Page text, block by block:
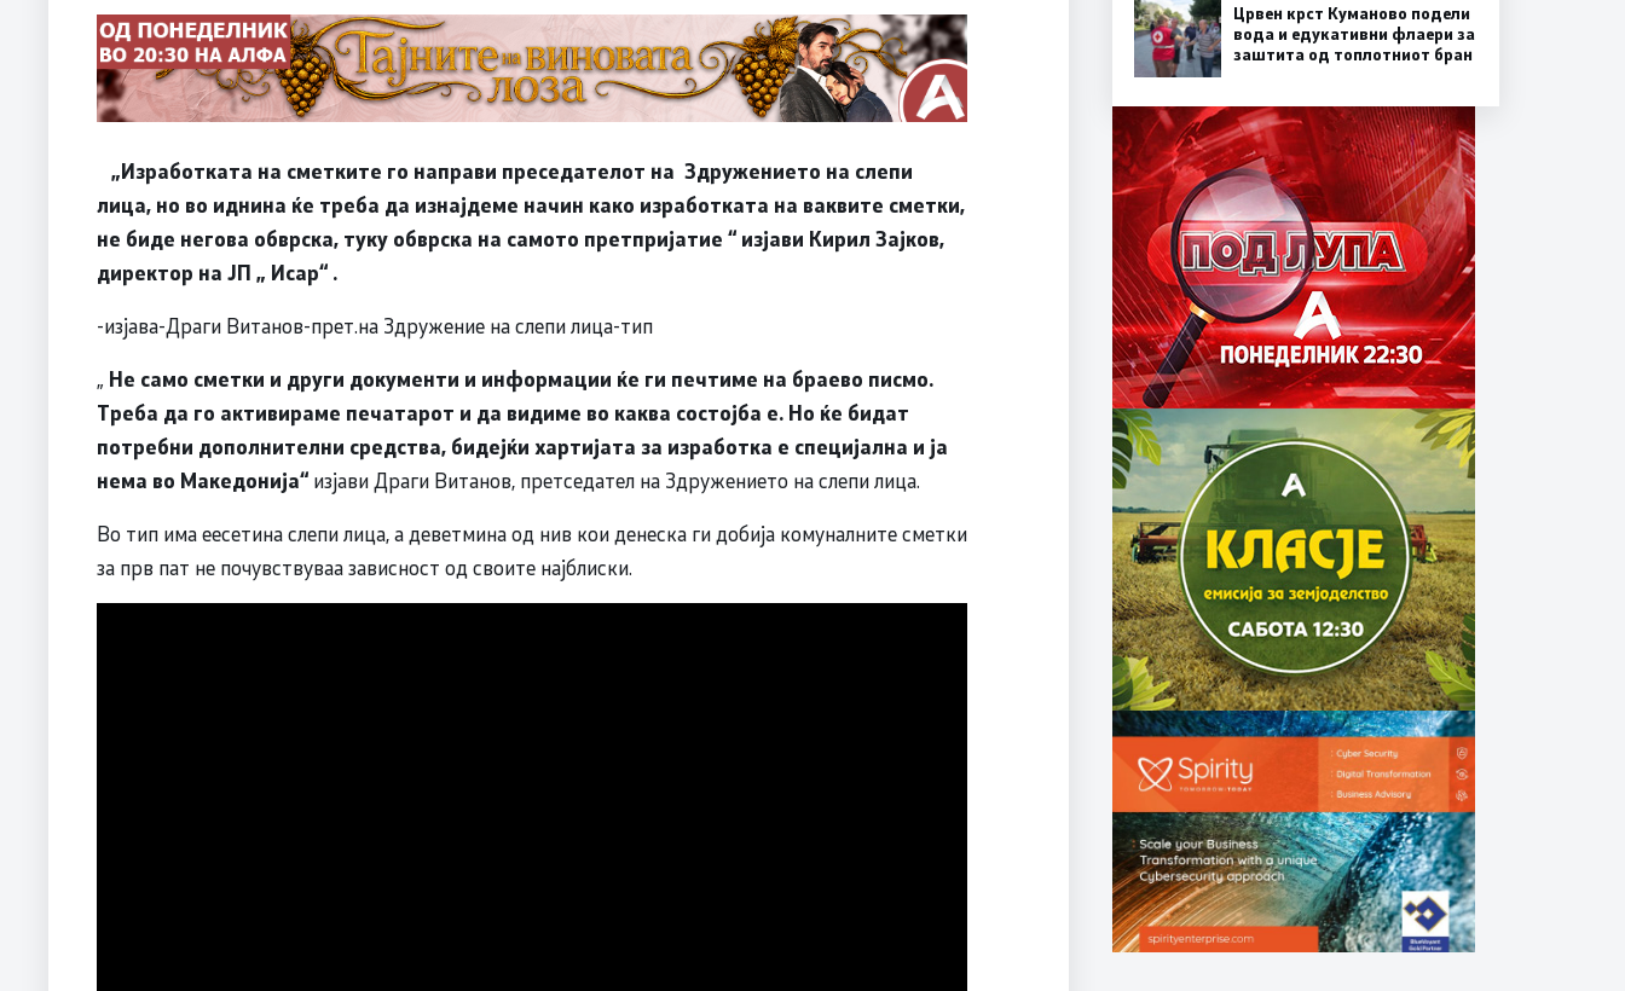
„Изработката на сметките го направи преседателот на Здружението на слепи
лица, но во иднина ќе треба да изнајдеме начин како изработката на ваквите сметки,
не биде негова обврска, туку обврска на самото претпријатие “ изјави Кирил Зајков,
директор на ЈП „ Исар“ .
-изјава-Драги Витанов-прет.на Здружение на слепи лица-тип
„ Не само сметки и други документи и информации ќе ги печтиме на браево писмо.
Треба да го активираме печатарот и да видиме во каква состојба е. Но ќе бидат
потребни дополнителни средства, бидејќи хартијата за изработка е специјална и ја
нема во Македонија“ изјави Драги Витанов, претседател на Здружението на слепи лица.
Во тип има еесетина слепи лица, а деветмина од нив кои денеска ги добија комуналните сметки
за прв пат не почувствуваа зависност од своите најблиски.
Црвен крст Куманово подели
вода и едукативни флаери за
заштита од топлотниот бран